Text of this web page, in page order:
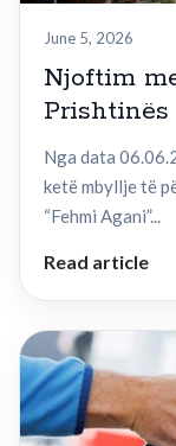
June 5, 2026
Njoftim
Prishtinës
Nga data
ketë mbyllje të
“Fehmi Agani”...
Read article